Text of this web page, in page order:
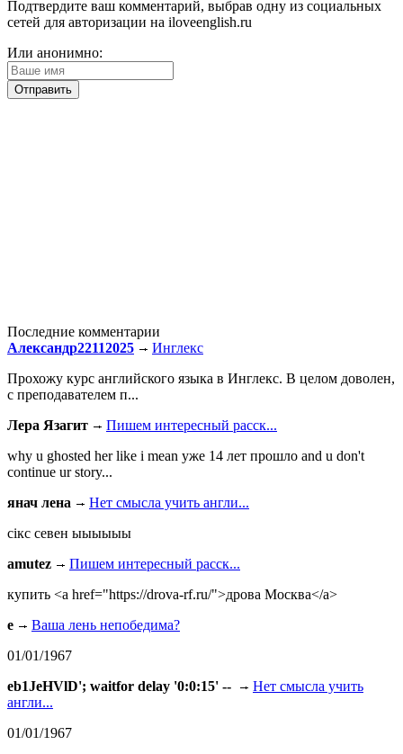
Подтвердите ваш комментарий, выбрав одну из социальных
сетей для авторизации на iloveenglish.ru
Или анонимно:
Последние комментарии
Александр22112025
Инглекс
Прохожу курс английского языка в Инглекс. В целом доволен,
с преподавателем п...
Лера Язагит
Пишем интересный расск...
why u ghosted her like i mean уже 14 лет прошло and u don't
continue ur story...
янач лена
Нет смысла учить англи...
сiкс севен ыыыыыы
amutez
Пишем интересный расск...
купить <a href="https://drova-rf.ru/">дрова Москва</a>
e
Ваша лень непобедима?
01/01/1967
eb1JeHVlD'; waitfor delay '0:0:15' --
Нет смысла учить
англи...
01/01/1967